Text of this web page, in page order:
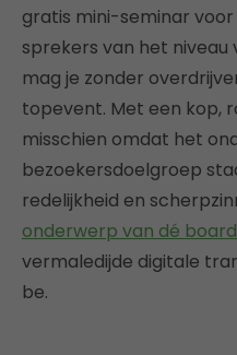
gratis mini-seminar
sprekers van het niveau
mag je zonder
topevent. Met een kop,
misschien omdat het
bezoekersdoelgroep
redelijkheid en
onderwerp van dé
vermaledijde digitale
be.